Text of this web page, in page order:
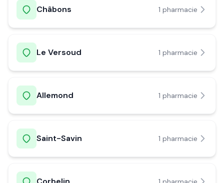
Châbons 1 pharmacie
Le Versoud 1 pharmacie
Allemond 1 pharmacie
Saint-Savin 1 pharmacie